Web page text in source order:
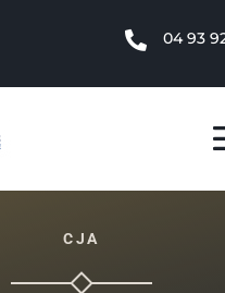
 04 93
CJA